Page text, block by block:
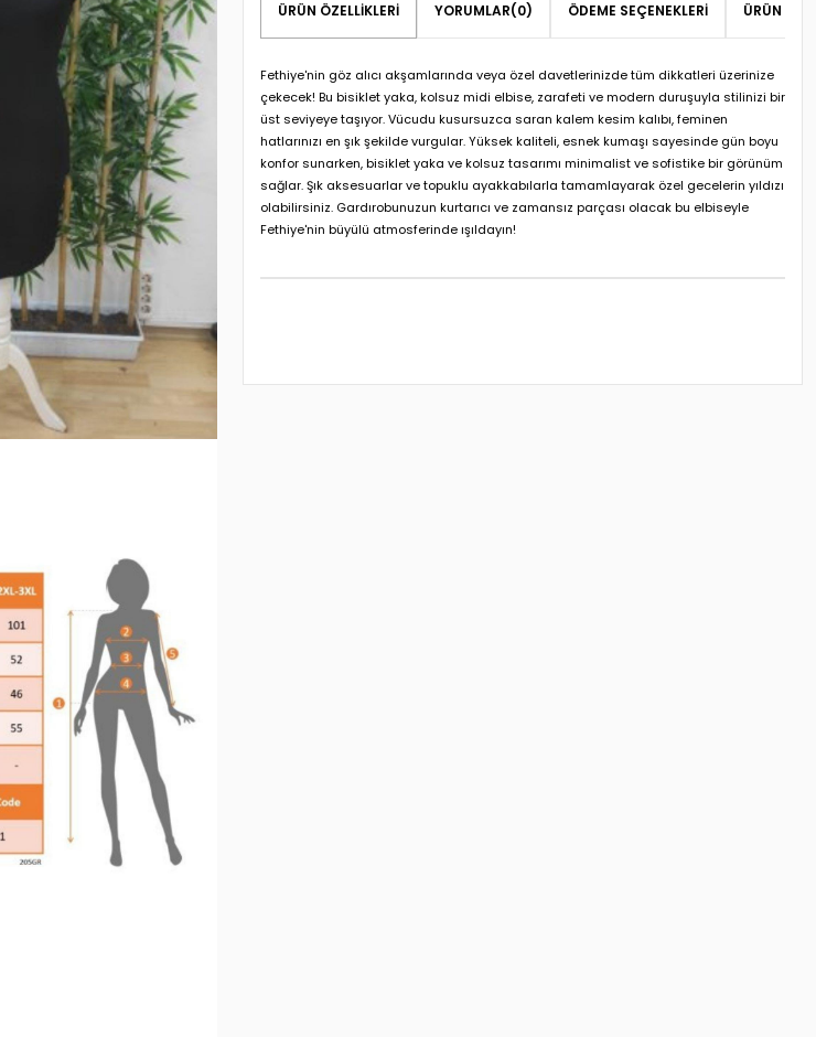
ÜRÜN ÖZELLIKLERI YORUMLAR(0) ÖDEME SEÇENEKLERI ÜRÜN
Fethiye'nin göz alıcı akşamlarında veya özel davetlerinizde tüm dikkatleri üzerinize
çekecek! Bu bisiklet yaka, kolsuz midi elbise, zarafeti ve modern duruşuyla stilinizi bir
üst seviyeye taşıyor. Vücudu kusursuzca saran kalem kesim kalıbı, feminen
hatlarınızı en şık şekilde vurgular. Yüksek kaliteli, esnek kumaşı sayesinde gün boyu
konfor sunarken, bisiklet yaka ve kolsuz tasarımı minimalist ve sofistike bir görünüm
sağlar. Şık aksesuarlar ve topuklu ayakkabılarla tamamlayarak özel gecelerin yıldızı
olabilirsiniz. Gardırobunuzun kurtarıcı ve zamansız parçası olacak bu elbiseyle
Fethiye'nin büyülü atmosferinde ışıldayın!